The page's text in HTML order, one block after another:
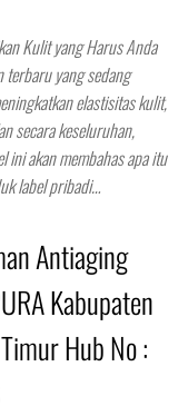
Kulit yang Harus Anda
yang sedang
elastisitas kulit,
secara keseluruhan,
ini akan membahas apa itu
label pribadi…
Antiaging
Kabupaten
Hub No :